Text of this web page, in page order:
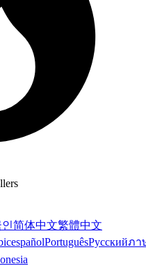
简体中文繁體中文
españolPortuguêsРусскийภา